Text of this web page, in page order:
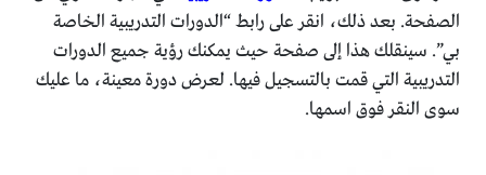
سوى النقر فوق اسمها.